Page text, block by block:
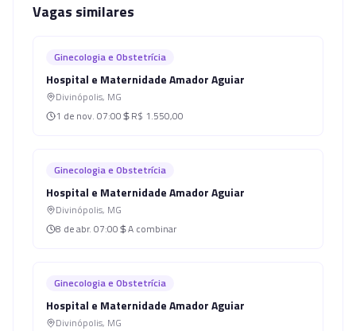
Vagas similares
Ginecologia e Obstetrícia
Hospital e Maternidade Amador Aguiar
Divinópolis, MG
1 de nov. 07:00 R$ 1.550,00
Ginecologia e Obstetrícia
Hospital e Maternidade Amador Aguiar
Divinópolis, MG
8 de abr. 07:00 A combinar
Ginecologia e Obstetrícia
Hospital e Maternidade Amador Aguiar
Divinópolis, MG